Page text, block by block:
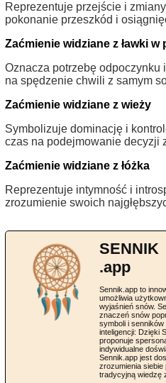
Reprezentuje przejście i
pokonanie przeszkód i
Zaćmienie widziane z ławki w
Oznacza potrzebę odpoczynku
na spędzenie chwili z samym
Zaćmienie widziane z wieży
Symbolizuje dominację i
czas na podejmowanie decyzji
Zaćmienie widziane z łóżka
Reprezentuje intymność i
zrozumienie swoich
SENNIK
.app
Sennik.app to
umożliwia
wyjaśnień snów.
znaczeń snów
symboli i
inteligencji: Dzięki
proponuje
indywidualne
Sennik.app jest
zrozumienia siebie
tradycyjną wiedzę